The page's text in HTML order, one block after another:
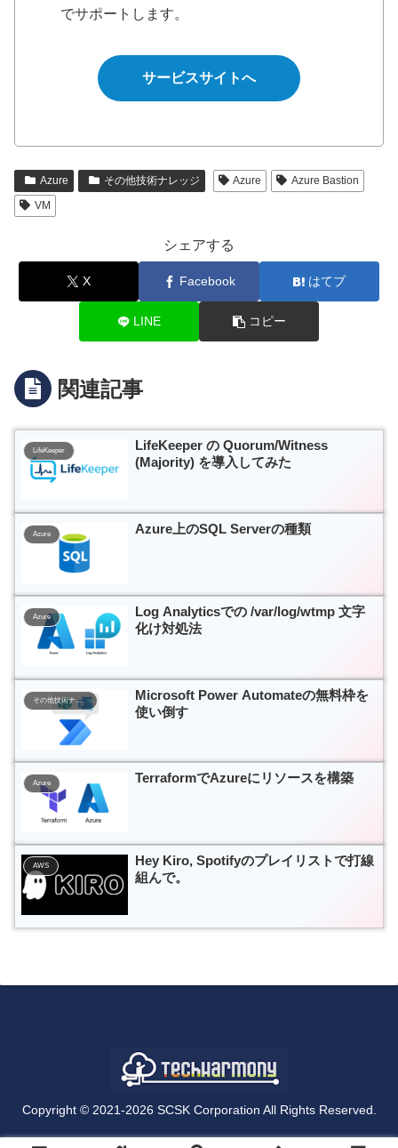
でサポートします。
サービスサイトへ
Azure その他技術ナレッジ Azure
Azure Bastion
VM
シェアする
X Facebook はてブ
LINE コピー
関連記事
LifeKeeper
LifeKeeper の Quorum/Witness
(Majority) を導入してみた
Azure Azure上のSQL Serverの種類
Azure
Log Analyticsでの /var/log/wtmp 文字
化け対処法
その他技術ナレッジ
Microsoft Power Automateの無料枠を
使い倒す
Azure TerraformでAzureにリソースを構築
AWS
Hey Kiro, Spotifyのプレイリストで打線
組んで。
Copyright © 2021-2026 SCSK Corporation All Rights Reserved.